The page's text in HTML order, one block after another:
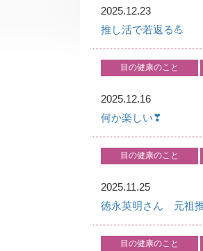
2025.12.23
推し活で若返る💪
目の健康のこと
2025.12.16
何か楽しい❣
目の健康のこと
2025.11.25
徳永英明さん 元祖
目の健康のこと